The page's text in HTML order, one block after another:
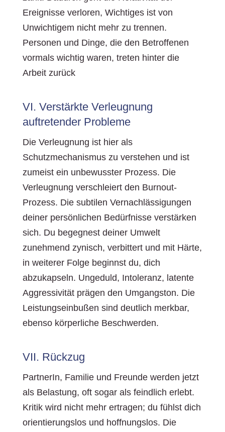
Ereignisse verloren, Wichtiges ist von
Unwichtigem nicht mehr zu trennen.
Personen und Dinge, die den Betroffenen
vormals wichtig waren, treten hinter die
Arbeit zurück
VI. Verstärkte Verleugnung
auftretender Probleme
Die Verleugnung ist hier als
Schutzmechanismus zu verstehen und ist
zumeist ein unbewusster Prozess. Die
Verleugnung verschleiert den Burnout-
Prozess. Die subtilen Vernachlässigungen
deiner persönlichen Bedürfnisse verstärken
sich. Du begegnest deiner Umwelt
zunehmend zynisch, verbittert und mit Härte,
in weiterer Folge beginnst du, dich
abzukapseln. Ungeduld, Intoleranz, latente
Aggressivität prägen den Umgangston. Die
Leistungseinbußen sind deutlich merkbar,
ebenso körperliche Beschwerden.
VII. Rückzug
PartnerIn, Familie und Freunde werden jetzt
als Belastung, oft sogar als feindlich erlebt.
Kritik wird nicht mehr ertragen; du fühlst dich
orientierungslos und hoffnungslos. Die